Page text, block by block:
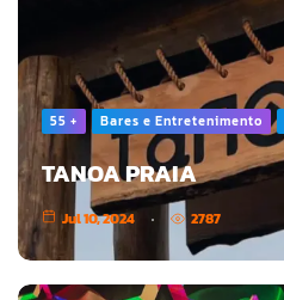
55 + Bares e Entretenimento
TANOA PRAIA
Jul 10, 2024 2787